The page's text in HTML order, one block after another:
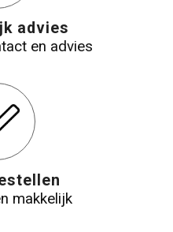
advies
en advies
makkelijk